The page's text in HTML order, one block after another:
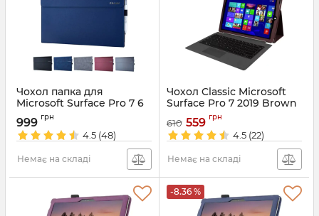
Чохол папка для
Microsoft Surface Pro 7 6
Артикул: 4275
999 грн
4.5 (48)
Немає на складі
Чохол Classic Microsoft
Surface Pro 7 2019 Brown
Артикул: 4294
610 559 грн
4.5 (22)
Немає на складі
-8.36 %